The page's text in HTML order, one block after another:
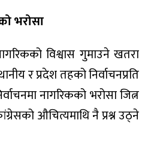
भरोसा
विश्वास गुमाउने खतरा
र प्रदेश तहको निर्वाचनप्रति
नागरिकको भरोसा जित्न
औचित्यमाथि नै प्रश्न उठ्ने